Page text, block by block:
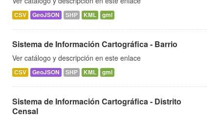
CSV GeoJSON SHP KML gml
Sistema de Información Cartográfica - Barrio
Ver catálogo y descripción en este enlace
CSV GeoJSON SHP KML gml
Sistema de Información Cartográfica - Distrito
Censal